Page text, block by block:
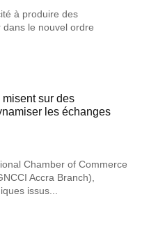
à produire des
le nouvel ordre
sur des
les échanges
Chamber of Commerce
Accra Branch),
issus...